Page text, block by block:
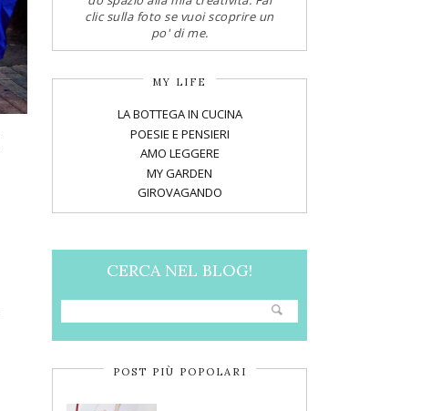
clic sulla foto se vuoi scoprire un
po' di me.
MY LIFE
LA BOTTEGA IN CUCINA
POESIE E PENSIERI
AMO LEGGERE
MY GARDEN
GIROVAGANDO
CERCA NEL BLOG!
POST PIÙ POPOLARI